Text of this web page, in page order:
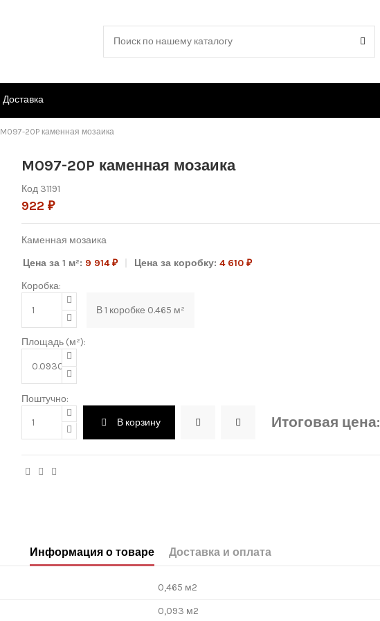
Доставка
M097-20P каменная мозаика
M097-20P каменная мозаика
Код 31191
922 ₽
Каменная мозаика
Цена за 1 м²: 9 914 ₽ Цена за коробку:4 610 ₽
Коробка:
В1 коробке 0.465 м²
Площадь (м²):
Поштучно:
В корзину
Итоговая цена:
Информация о товаре Доставка и оплата
0,465 м2
0,093 м2